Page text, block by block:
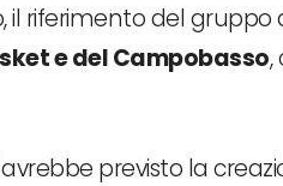
riferimento del gruppo
e del Campobasso,
previsto la